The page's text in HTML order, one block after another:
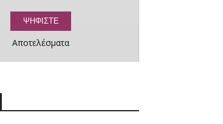
Αποτελέσματα